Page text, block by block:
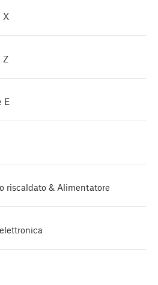
X
Z
E
riscaldato & Alimentatore